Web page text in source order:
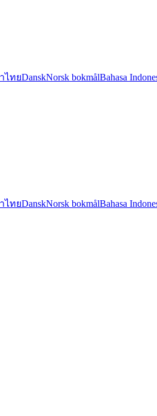
ไทยDanskNorsk bokmålBahasa
ไทยDanskNorsk bokmålBahasa